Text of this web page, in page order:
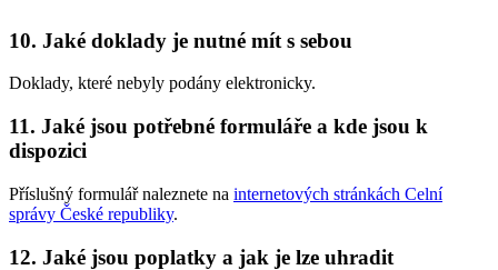
10. Jaké doklady je nutné mít s sebou
Doklady, které nebyly podány elektronicky.
11. Jaké jsou potřebné formuláře a kde jsou k
dispozici
Příslušný formulář naleznete na internetových stránkách Celní
správy České republiky.
12. Jaké jsou poplatky a jak je lze uhradit